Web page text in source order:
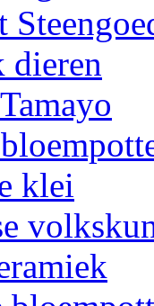
dieren
klei